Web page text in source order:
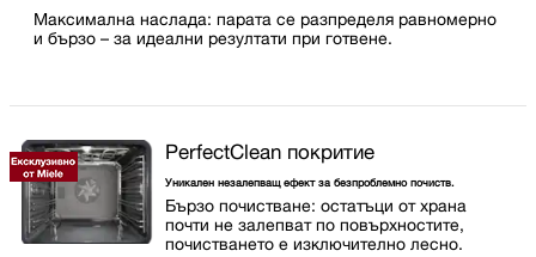
Максимална наслада: парата се разпределя равномерно
и бързо – за идеални резултати при готвене.
PerfectClean покритие
Уникален незалепващ ефект за безпроблемно почиств.
Бързо почистване: остатъци от храна
почти не залепват по повърхностите,
почистването е изключително лесно.